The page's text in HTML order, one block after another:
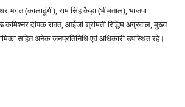
भगत (कालाढूंगी), राम सिंह कैड़ा (भीमताल), भाजपा
कमिश्नर दीपक रावत, आईजी श्रीमती रिद्धिम अग्रवाल, मुख्य
सहित अनेक जनप्रतिनिधि एवं अधिकारी उपस्थित रहे।